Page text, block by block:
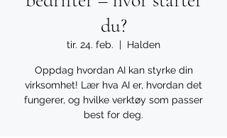
du?
tir. 24. feb.
  |
Halden
Oppdag hvordan AI kan styrke din
virksomhet! Lær hva AI er, hvordan det
fungerer, og hvilke verktøy som passer
best for deg.